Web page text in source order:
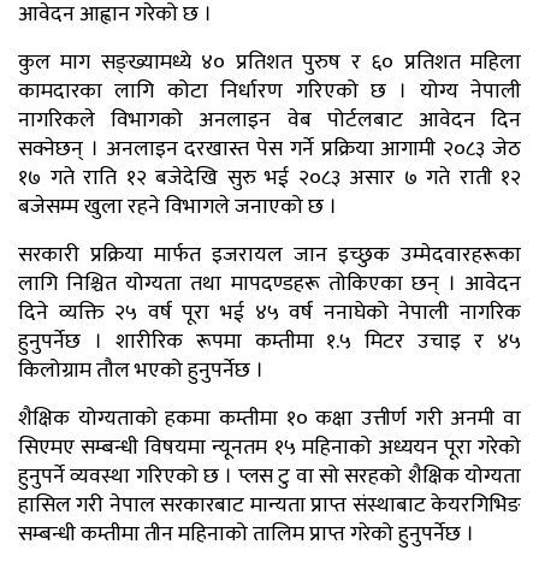
आवेदन आह्वान गरेको छ ।
कुल माग सङ्ख्यामध्ये ४० प्रतिशत पुरुष र ६० प्रतिशत महिला
कामदारका लागि कोटा निर्धारण गरिएको छ । योग्य नेपाली
नागरिकले विभागको अनलाइन वेब पोर्टलबाट आवेदन दिन
सक्नेछन् । अनलाइन दरखास्त पेस गर्ने प्रक्रिया आगामी २०८३ जेठ
१७ गते राति १२ बजेदेखि सुरु भई २०८३ असार ७ गते राती १२
बजेसम्म खुला रहने विभागले जनाएको छ ।
सरकारी प्रक्रिया मार्फत इजरायल जान इच्छुक उम्मेदवारहरूका
लागि निश्चित योग्यता तथा मापदण्डहरू तोकिएका छन् । आवेदन
दिने व्यक्ति २५ वर्ष पूरा भई ४५ वर्ष ननाघेको नेपाली नागरिक
हुनुपर्नेछ । शारीरिक रूपमा कम्तीमा १.५ मिटर उचाइ र ४५
किलोग्राम तौल भएको हुनुपर्नेछ ।
शैक्षिक योग्यताको हकमा कम्तीमा १० कक्षा उत्तीर्ण गरी अनमी वा
सिएमए सम्बन्धी विषयमा न्यूनतम १५ महिनाको अध्ययन पूरा गरेको
हुनुपर्ने व्यवस्था गरिएको छ । प्लस टु वा सो सरहको शैक्षिक योग्यता
हासिल गरी नेपाल सरकारबाट मान्यता प्राप्त संस्थाबाट केयरगिभिङ
सम्बन्धी कम्तीमा तीन महिनाको तालिम प्राप्त गरेको हुनुपर्नेछ ।